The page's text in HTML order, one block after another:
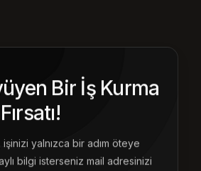
Bir İş Kurma
Fırsatı!
yalnızca bir adım öteye
bilgi isterseniz mail adresinizi